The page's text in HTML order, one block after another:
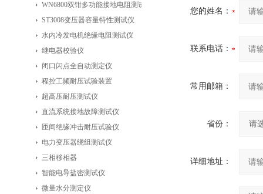
WN6800双钳多功能接地电阻测试仪
ST3008变压器容量特性测试仪
水内冷发电机绝缘电阻测试仪
继电器校验仪
闭口闪点全自动测定仪
程控工频耐压试验装置
超高压耐压测试仪
直流系统接地故障测试仪
匝间绝缘冲击耐压试验仪
电力变压器绕组测试仪
三相移相器
智能电导盐密测试仪
微量水分测定仪
您的姓名：
联系电话：
常用邮箱：
省份：
详细地址：